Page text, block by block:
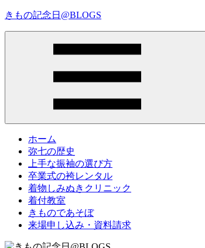
コ
プ
きもの記念日@BLOGS
な
Menu
ホーム
弥七の歴史
上手な振袖の選び方
卒業式の袴レンタル
着物しみぬきクリニック
着付教室
きものであそぼ
来場申し込み・資料請求